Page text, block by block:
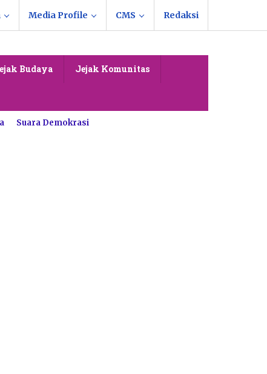
Media Profile CMS Redaksi
Budaya Jejak Komunitas
Suara Demokrasi